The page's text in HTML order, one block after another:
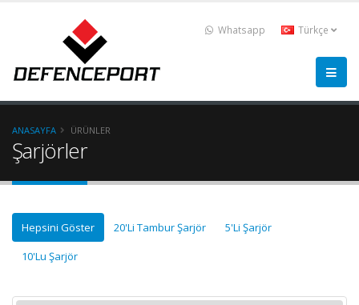
Whatsapp Türkçe
ANASAYFA ÜRÜNLER
Şarjörler
Hepsini Göster 20'Li Tambur Şarjör
5'Li Şarjör
10'Lu Şarjör